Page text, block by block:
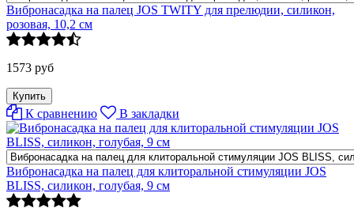
Вибронасадка на палец JOS TWITY для прелюдии, силикон,
розовая, 10,2 см
1573 руб
К сравнению В закладки
Вибронасадка на палец для клиторальной стимуляции JOS
BLISS, силикон, голубая, 9 см